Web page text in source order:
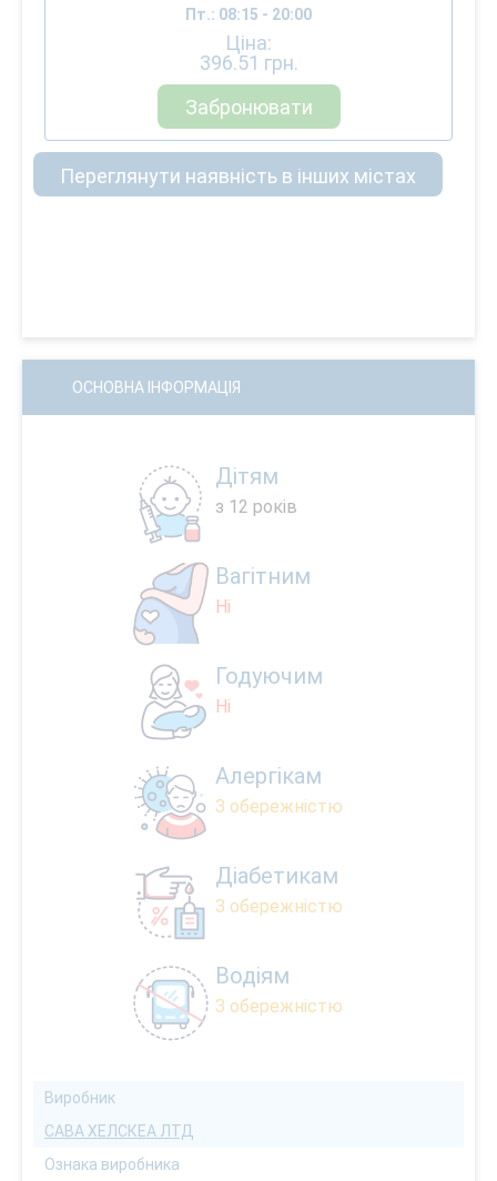
Пт.: 08:15 - 20:00
Ціна:
396.51 грн.
Забронювати
Переглянути наявність в інших містах
ОСНОВНА ІНФОРМАЦІЯ
Дітям
з 12 років
Вагітним
Ні
Годуючим
Ні
Алергікам
З обережністю
Діабетикам
З обережністю
Водіям
З обережністю
Виробник
САВА ХЕЛСКЕА ЛТД
Ознака виробника